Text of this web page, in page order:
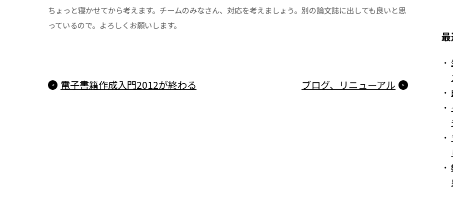
ちょっと寝かせてから考えます。チームのみなさん、対応を考えましょう。別の論文誌に出しても良いと思
っているので。よろしくお願いします。
電子書籍作成入門2012が終わる ブログ、リニューアル